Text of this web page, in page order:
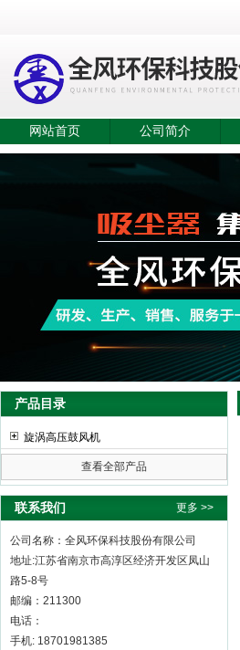
网站首页 公司简介
产品目录
旋涡高压鼓风机
查看全部产品
联系我们 更多 >>
公司名称：全风环保科技股份有限公司
地址:江苏省南京市高淳区经济开发区凤山
路5-8号
邮编：211300
电话：
手机: 18701981385